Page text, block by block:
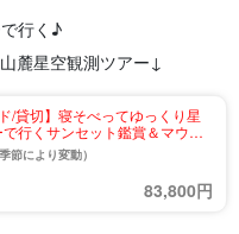
行く♪
麓星空観測ツアー↓
/貸切】寝そべってゆっくり星
行くサンセット鑑賞＆マウナ
（No.22）
節により変動）
83,800円